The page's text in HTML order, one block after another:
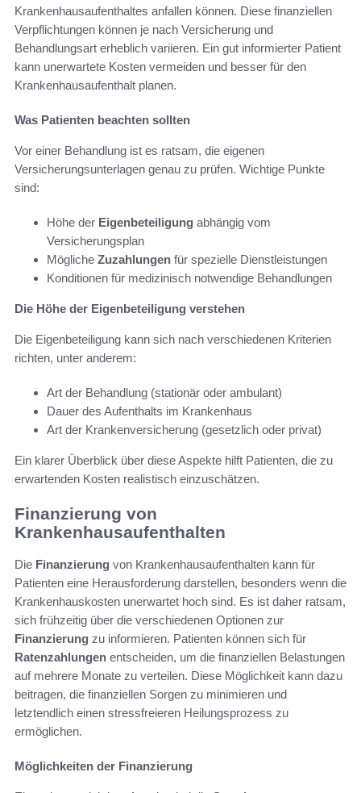
Krankenhausaufenthaltes anfallen können. Diese finanziellen
Verpflichtungen können je nach Versicherung und
Behandlungsart erheblich variieren. Ein gut informierter Patient
kann unerwartete Kosten vermeiden und besser für den
Krankenhausaufenthalt planen.
Was Patienten beachten sollten
Vor einer Behandlung ist es ratsam, die eigenen
Versicherungsunterlagen genau zu prüfen. Wichtige Punkte
sind:
Höhe der Eigenbeteiligung abhängig vom
Versicherungsplan
Mögliche Zuzahlungen für spezielle Dienstleistungen
Konditionen für medizinisch notwendige Behandlungen
Die Höhe der Eigenbeteiligung verstehen
Die Eigenbeteiligung kann sich nach verschiedenen Kriterien
richten, unter anderem:
Art der Behandlung (stationär oder ambulant)
Dauer des Aufenthalts im Krankenhaus
Art der Krankenversicherung (gesetzlich oder privat)
Ein klarer Überblick über diese Aspekte hilft Patienten, die zu
erwartenden Kosten realistisch einzuschätzen.
Finanzierung von
Krankenhausaufenthalten
Die Finanzierung von Krankenhausaufenthalten kann für
Patienten eine Herausforderung darstellen, besonders wenn die
Krankenhauskosten unerwartet hoch sind. Es ist daher ratsam,
sich frühzeitig über die verschiedenen Optionen zur
Finanzierung zu informieren. Patienten können sich für
Ratenzahlungen entscheiden, um die finanziellen Belastungen
auf mehrere Monate zu verteilen. Diese Möglichkeit kann dazu
beitragen, die finanziellen Sorgen zu minimieren und
letztendlich einen stressfreieren Heilungsprozess zu
ermöglichen.
Möglichkeiten der Finanzierung